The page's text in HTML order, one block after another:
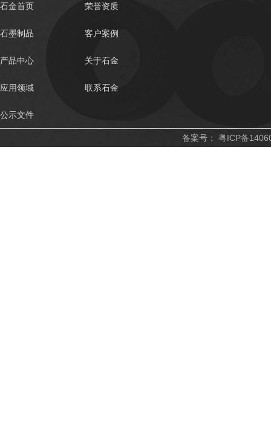
石金首页 荣誉资质
石墨制品 客户案例
产品中心 关于石金
应用领域 联系石金
公示文件
备案号： 粤ICP备